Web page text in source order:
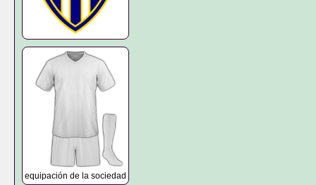
equipación de la sociedad